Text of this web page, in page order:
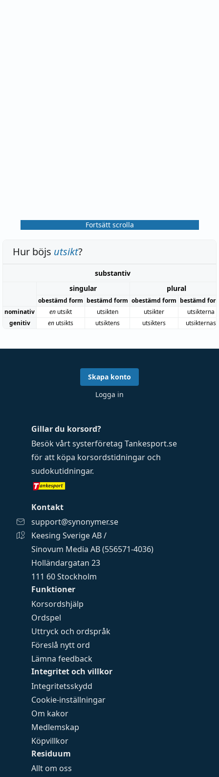
Fortsätt scrolla
Hur böjs utsikt?
substantiv
singular
plural
obestämd form bestämd form obestämd form bestämd
nominativ
en utsikt utsikten utsikter
utsikterna
genitiv
en utsikts utsiktens utsikters utsikternas
Funktioner
Korsordshjälp
Ordspel
Uttryck och ordspråk
Föreslå nytt ord
Lämna feedback
Integritet och villkor
Integritetsskydd
Cookie-inställningar
Om kakor
Medlemskap
Köpvillkor
Residuum
Allt om oss
Gillar du korsord?
Besök vårt systerföretag Tankesport.se
för att köpa korsordstidningar och
sudokutidningar.
Kontakt
support@synonymer.se
Keesing Sverige AB /
Sinovum Media AB (556571-4036)
Holländargatan 23
111 60 Stockholm
Skapa konto
Logga in